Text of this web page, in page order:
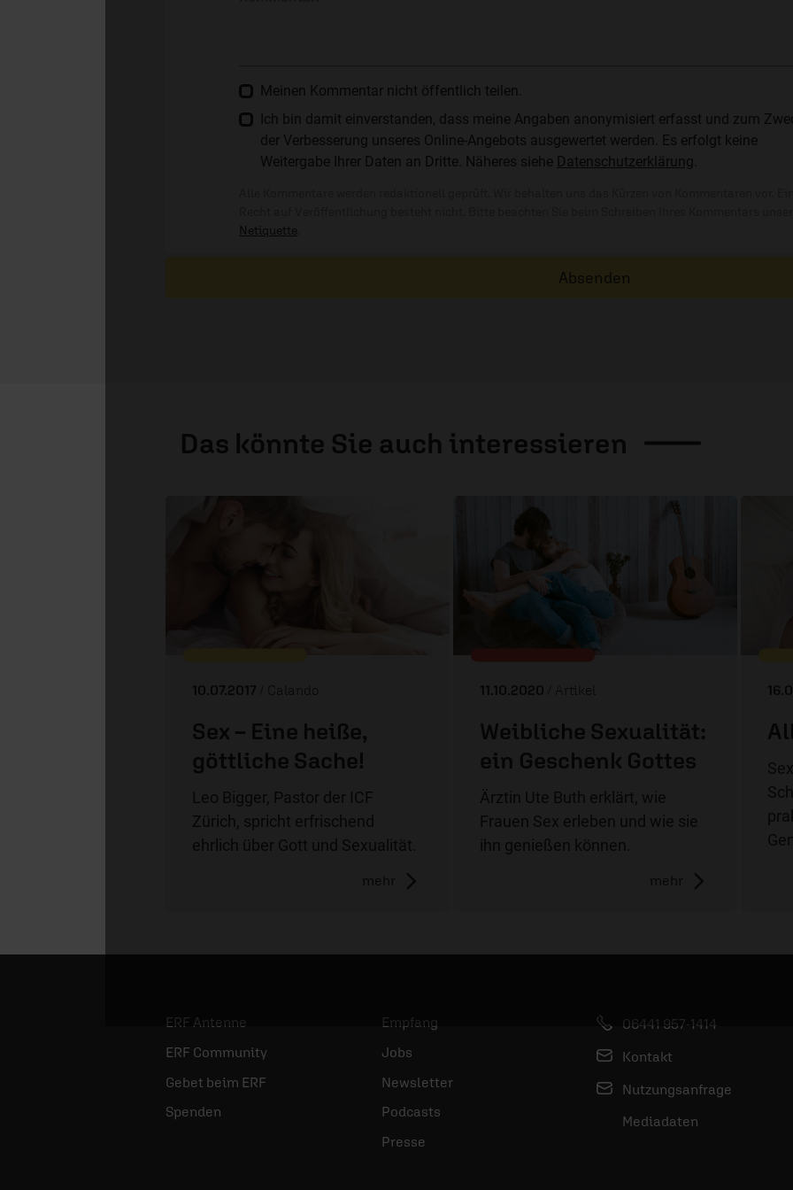
Meinen Kommentar nicht öffentlich teilen.
Ich bin damit einverstanden, dass meine Angaben anonymisiert erfasst und zum
der Verbesserung unseres Online-Angebots ausgewertet werden. Es erfolgt keine
Weitergabe Ihrer Daten an Dritte. Näheres siehe Datenschutzerklärung
Netiquette
Absenden
Das könnte Sie auch interessieren
10.07.2017 / Calando
Sex – Eine heiße,
göttliche Sache!
Leo Bigger, Pastor der ICF
Zürich, spricht erfrischend
ehrlich über Gott und Sexualität.
mehr
11.10.2020 / Artikel
Weibliche Sexualität:
ein Geschenk Gottes
Ärztin Ute Buth erklärt, wie
Frauen Sex erleben und wie sie
ihn genießen können.
mehr
ERF Antenne
ERF Community
Gebet beim ERF
Spenden
Empfang
Jobs
Newsletter
Podcasts
Presse
06441 957-1414
Kontakt
Nutzungsanfrage
Mediadaten